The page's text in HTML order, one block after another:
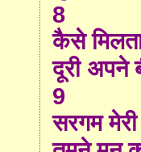
8
कैसे
दूरी अपने
9
सरगम